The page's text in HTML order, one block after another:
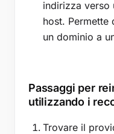
indirizza verso
host.
un dominio a
Passaggi per
utilizzando i
Trovare il